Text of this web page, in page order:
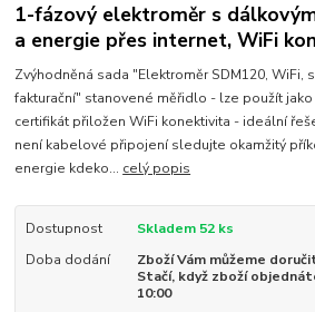
1-fázový elektroměr s
a energie přes internet, WiFi
Zvýhodněná sada "Elektroměr SDM120, WiFi,
fakturační" stanovené měřidlo - lze použít
certifikát přiložen WiFi konektivita - ideální
není kabelové připojení sledujte okamžitý
energie kdeko... celý popis
Dostupnost
Skladem 52 ks
Doba dodání
Zboží Vám můžeme
Stačí, když zboží
10:00